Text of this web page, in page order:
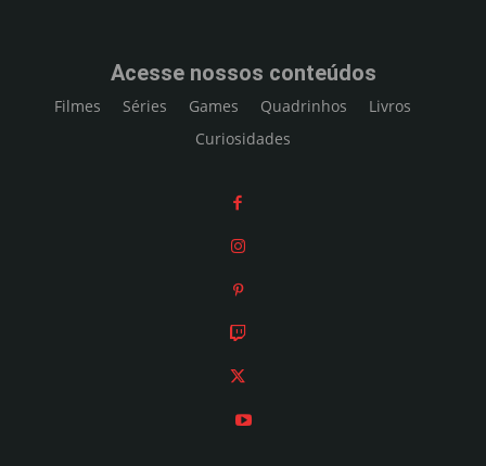
Acesse nossos conteúdos
Filmes Séries Games Quadrinhos
Livros
Curiosidades